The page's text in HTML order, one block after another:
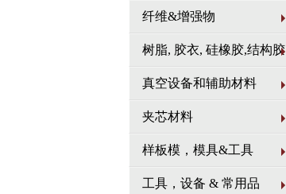
纤维&增强物
树脂, 胶衣, 硅橡胶,结构胶
真空设备和辅助材料
夹芯材料
样板模，模具&工具
工具，设备 & 常用品